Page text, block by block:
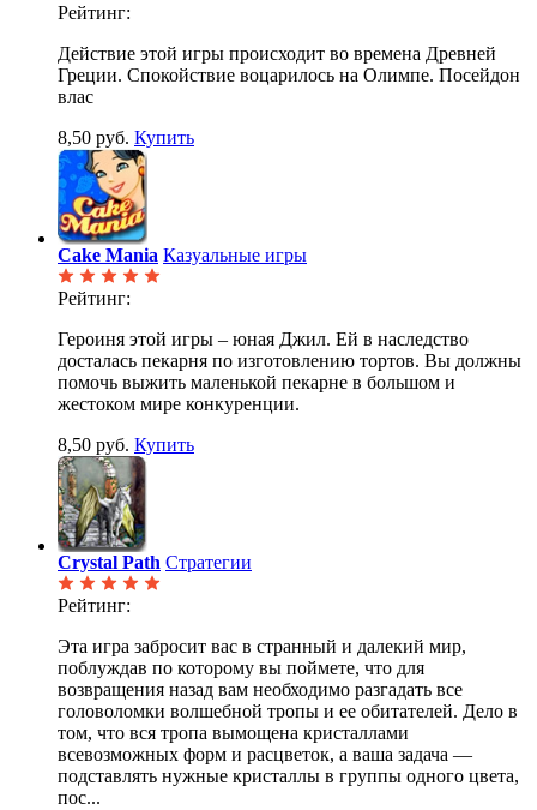
Рейтинг:
Действие этой игры происходит во времена Древней
Греции. Спокойствие воцарилось на Олимпе. Посейдон
влас
8,50 руб. Купить
Cake Mania Казуальные игры
Рейтинг:
Героиня этой игры – юная Джил. Ей в наследство
досталась пекарня по изготовлению тортов. Вы должны
помочь выжить маленькой пекарне в большом и
жестоком мире конкуренции.
8,50 руб. Купить
Crystal Path Стратегии
Рейтинг:
Эта игра забросит вас в странный и далекий мир,
поблуждав по которому вы поймете, что для
возвращения назад вам необходимо разгадать все
головоломки волшебной тропы и ее обитателей. Дело в
том, что вся тропа вымощена кристаллами
всевозможных форм и расцветок, а ваша задача —
подставлять нужные кристаллы в группы одного цвета,
пос...